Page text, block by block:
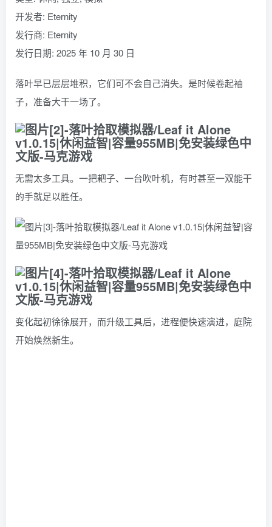
开发者: Eternity
发行商: Eternity
发行日期: 2025 年 10 月 30 日
落叶早已层层堆积，它们可不会自己消失。是时候卷起袖
子，准备大干一场了。
无需太多工具。一把耙子、一台吹叶机，有时甚至一双能干
的手就足以胜任。
变化起初徐徐展开，而升级工具后，进程便快速演进，庭院
开始焕然新生。